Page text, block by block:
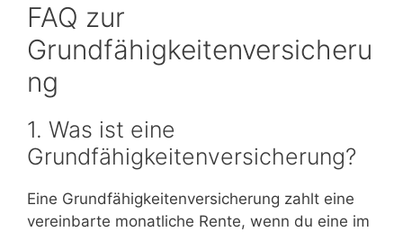
FAQ zur
Grundfähigkeitenversicheru
ng
1. Was ist eine
Grundfähigkeitenversicherung?
Eine Grundfähigkeitenversicherung zahlt eine
vereinbarte monatliche Rente, wenn du eine im